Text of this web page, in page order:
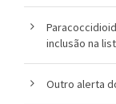
inclusão na
Outro alerta